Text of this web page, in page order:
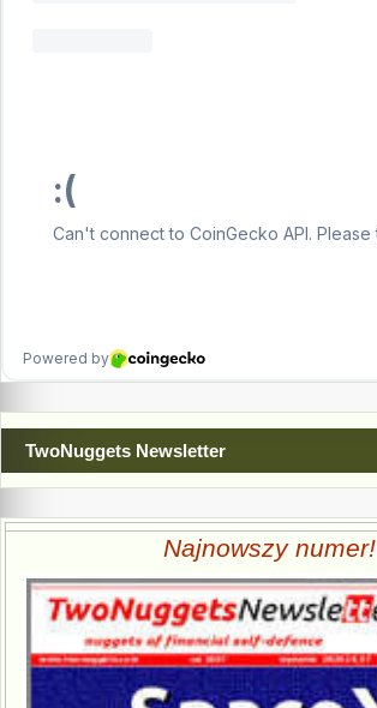
TwoNuggets Newsletter
Najnowszy numer!